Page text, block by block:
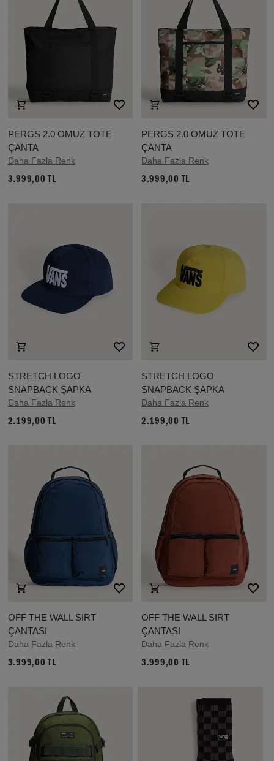
PERGS 2.0 OMUZ TOTE
ÇANTA
Daha Fazla Renk
3.999,00 TL
PERGS 2.0 OMUZ TOTE
ÇANTA
Daha Fazla Renk
3.999,00 TL
STRETCH LOGO
SNAPBACK ŞAPKA
Daha Fazla Renk
2.199,00 TL
STRETCH LOGO
SNAPBACK ŞAPKA
Daha Fazla Renk
2.199,00 TL
OFF THE WALL SIRT
ÇANTASI
Daha Fazla Renk
3.999,00 TL
OFF THE WALL SIRT
ÇANTASI
Daha Fazla Renk
3.999,00 TL